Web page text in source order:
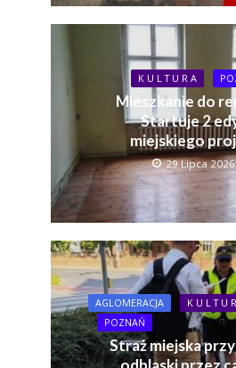
K U L T U R A
Mieszkanie do
Startuje 2
miejskiego
29 Lipca 2026
AGLOMERACJA
K U L T U
POZNAŃ
Straż miejska